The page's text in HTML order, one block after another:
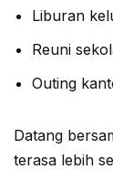
Liburan
Reuni
Outing
Datang
terasa lebih